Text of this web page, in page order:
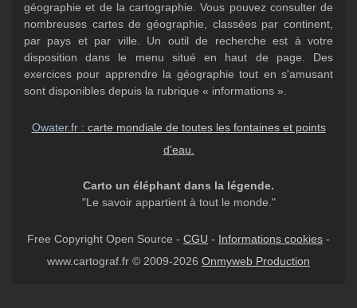
géographie et de la cartographie. Vous pouvez consulter de
nombreuses cartes de géographie, classées par continent,
par pays et par ville. Un outil de recherche est à votre
disposition dans le menu situé en haut de page. Des
exercices pour apprendre la géographie tout en s'amusant
sont disponibles depuis la rubrique « informations ».
Owater.fr: carte mondiale de toutes les fontaines et points
d'eau.
Carto un éléphant dans la légende.
"Le savoir appartient à tout le monde."
Free Copyright Open Source - CGU - Informations cookies -
www.cartograf.fr © 2009-2026 Onmyweb Production